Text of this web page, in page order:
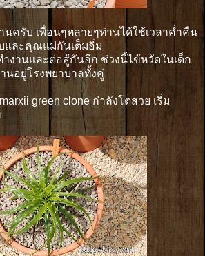
นครับ เพื่อนๆหลายๆท่านได้ใช้เวลาค่ำคืน
และคุณแม่กันเต็มอิ่ม
ำงานและต่อสู้กันอีก ช่วงนี้ไข้หวัดในเด็ก
นอยู่โรงพยาบาลทั้งคู่
green clone กำลังโตสวย เริ่ม